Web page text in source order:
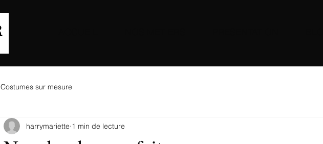
Costumes sur mesure
harrymariette 1 min de lecture